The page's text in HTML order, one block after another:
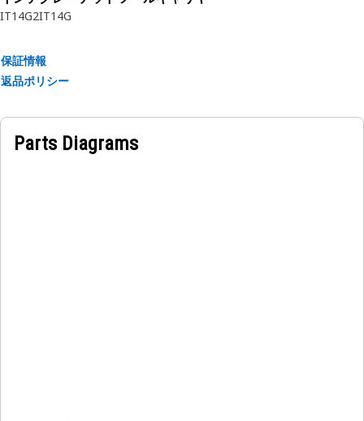
IT14G2IT14G
保証情報
返品ポリシー
Parts Diagrams